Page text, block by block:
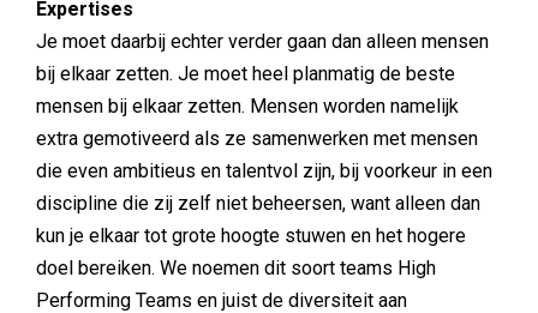
Expertises
Je moet daarbij echter verder gaan dan alleen mensen
bij elkaar zetten. Je moet heel planmatig de beste
mensen bij elkaar zetten. Mensen worden namelijk
extra gemotiveerd als ze samenwerken met mensen
die even ambitieus en talentvol zijn, bij voorkeur in een
discipline die zij zelf niet beheersen, want alleen dan
kun je elkaar tot grote hoogte stuwen en het hogere
doel bereiken. We noemen dit soort teams High
Performing Teams en juist de diversiteit aan